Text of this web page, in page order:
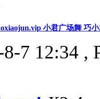
小君广场舞 巧
7 12:34 ,